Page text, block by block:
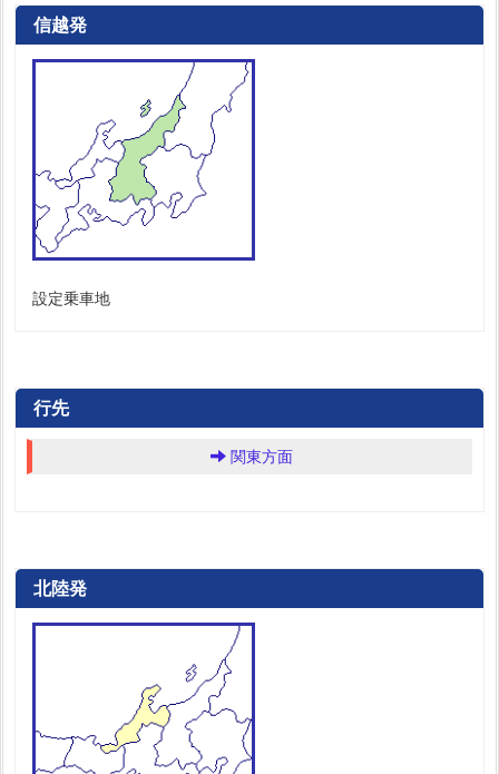
信越発
設定乗車地
行先
関東方面
北陸発